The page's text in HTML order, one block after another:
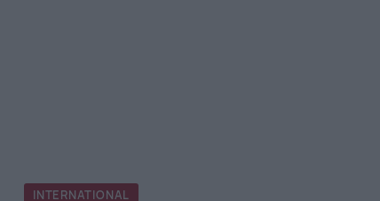
INTERNATIONAL